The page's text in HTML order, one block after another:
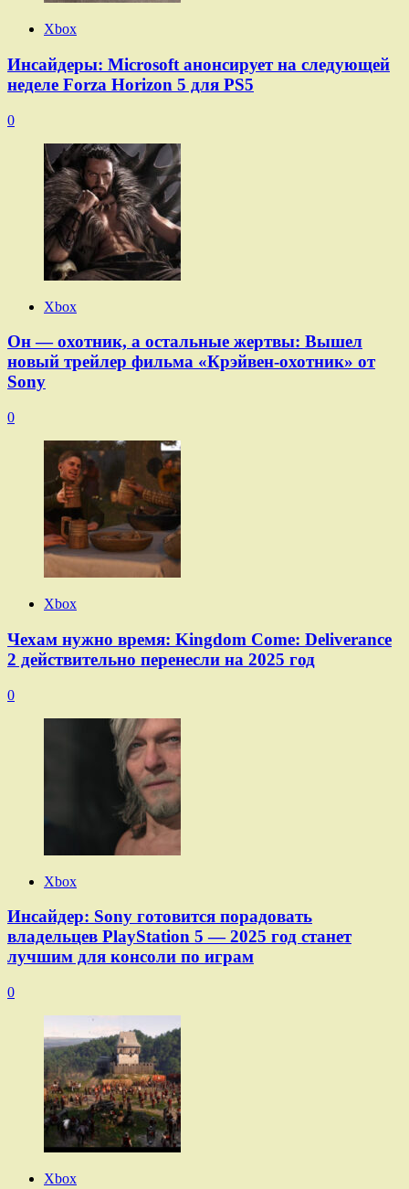
Xbox
Инсайдеры: Microsoft анонсирует на следующей
неделе Forza Horizon 5 для PS5
0
Xbox
Он — охотник, а остальные жертвы: Вышел
новый трейлер фильма «Крэйвен-охотник» от
Sony
0
Xbox
Чехам нужно время: Kingdom Come: Deliverance
2 действительно перенесли на 2025 год
0
Xbox
Инсайдер: Sony готовится порадовать
владельцев PlayStation 5 — 2025 год станет
лучшим для консоли по играм
0
Xbox